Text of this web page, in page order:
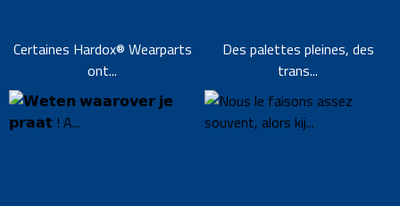
Certaines Hardox®️ Wearparts
ont...
Des palettes pleines, des
trans...